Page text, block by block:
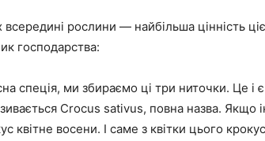
рослини — найбільша цінність
господарства:
спеція, ми збираємо ці три ниточки. Це і
Crocus sativus, повна назва. Якщо
квітне восени. І саме з квітки цього